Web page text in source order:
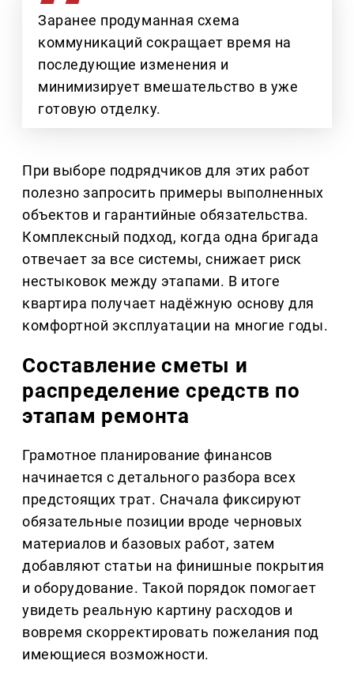
Заранее продуманная схема
коммуникаций сокращает время на
последующие изменения и
минимизирует вмешательство в уже
готовую отделку.
При выборе подрядчиков для этих работ
полезно запросить примеры выполненных
объектов и гарантийные обязательства.
Комплексный подход, когда одна бригада
отвечает за все системы, снижает риск
нестыковок между этапами. В итоге
квартира получает надёжную основу для
комфортной эксплуатации на многие годы.
Составление сметы и
распределение средств по
этапам ремонта
Грамотное планирование финансов
начинается с детального разбора всех
предстоящих трат. Сначала фиксируют
обязательные позиции вроде черновых
материалов и базовых работ, затем
добавляют статьи на финишные покрытия
и оборудование. Такой порядок помогает
увидеть реальную картину расходов и
вовремя скорректировать пожелания под
имеющиеся возможности.